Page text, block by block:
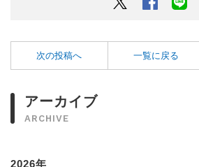
次の投稿へ 一覧に戻る
アーカイブ
ARCHIVE
2026年